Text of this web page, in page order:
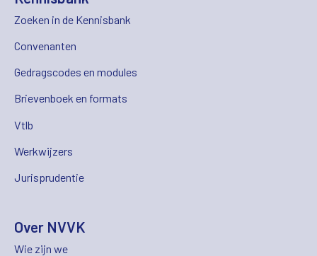
Zoeken in de Kennisbank
Convenanten
Gedragscodes en modules
Brievenboek en formats
Vtlb
Werkwijzers
Jurisprudentie
Over NVVK
Wie zijn we